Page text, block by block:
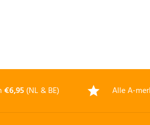
€6,95(NL & BE) Alle A-